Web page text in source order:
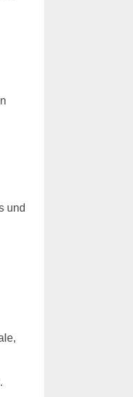
und